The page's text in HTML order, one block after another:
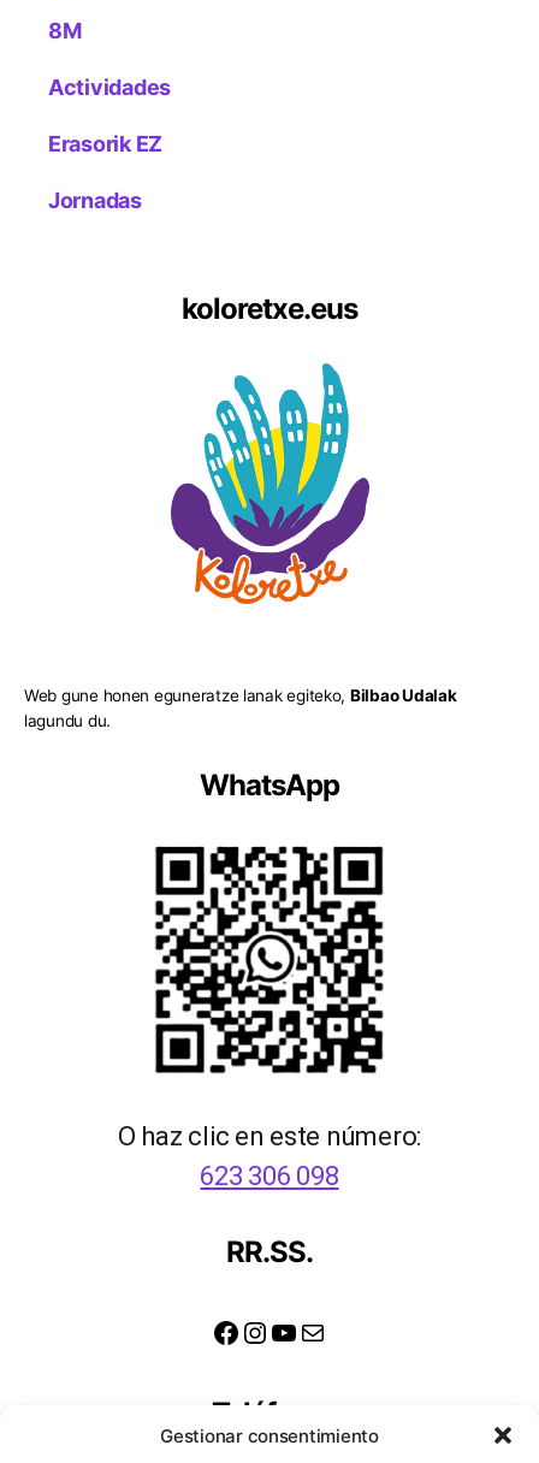
Gestionar consentimiento
8M
Actividades
Erasorik EZ
Jornadas
koloretxe.eus
Web gune honen eguneratze lanak egiteko, Bilbao Udalak
lagundu du.
WhatsApp
O haz clic en este número:
623 306 098
RR.SS.
Facebook
Instagram
YouTube
Correo electrónico
Teléfono